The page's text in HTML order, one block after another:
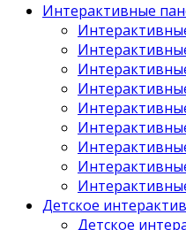
Интерактивные
Детское
Детское